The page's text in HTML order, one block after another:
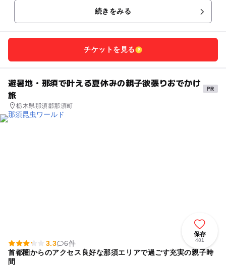
続きをみる
チケットを見る
避暑地・那須で叶える夏休みの親子欲張りおでかけ
旅
栃木県那須郡那須町
保存
481
3.3
6件
首都圏からのアクセス良好な那須エリアで過ごす充実の親子時
間